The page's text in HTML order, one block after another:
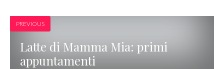
PREVIOUS
Latte di Mamma Mia: primi
appuntamenti